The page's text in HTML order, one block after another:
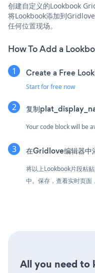
创建自定义的Lookbook
将Lookbook添加到
任何位置现场。
How To Add a
Create a Free
Start for free now
复制
Your code block will be
在Gridlove编辑器中
将以上Lookbook片段粘
中。保存，查看实时页面
All you need to